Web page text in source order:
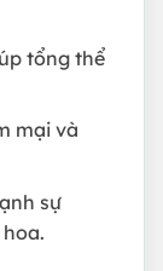
tổng thể
mại và
sự